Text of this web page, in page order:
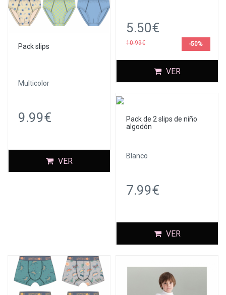
Pack slips
Multicolor
9.99€
VER
5.50€
10.99€ -50%
VER
Pack de 2 slips de niño
algodón
Blanco
7.99€
VER